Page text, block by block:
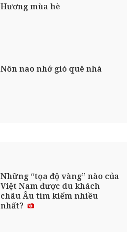
Hương mùa hè
Nôn nao nhớ gió quê nhà
Những “tọa độ vàng” nào của
Việt Nam được du khách
châu Âu tìm kiếm nhiều
nhất?